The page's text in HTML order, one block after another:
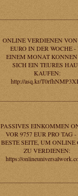
ONLINE VERDIENEN VON
EURO IN DER WOCHE -
EINEM MONAT KONNEN
SICH EIN TEURES
KAUFEN:
http://asq.kr/
PASSIVES EINKOMMEN
VOR 9757 EUR PRO TAG
BESTE SEITE, UM ONLINE
ZU VERDIENEN:
https://